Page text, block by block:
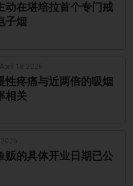
动在堪培拉首个专门戒
子烟
性疼痛与近两倍的吸烟
相关
贩的具体开业日期已公